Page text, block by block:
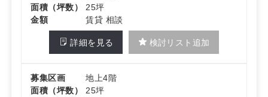
面積（坪数）
25坪
金額
賃貸 相談
詳細を見る 検討リスト追加
募集区画
地上4階
面積（坪数）
25坪